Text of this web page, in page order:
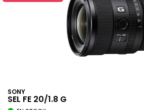
SONY
SEL FE 20/1.8 G